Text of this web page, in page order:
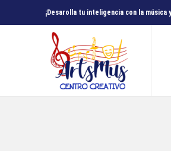
¡Desarolla tu inteligencia con la música